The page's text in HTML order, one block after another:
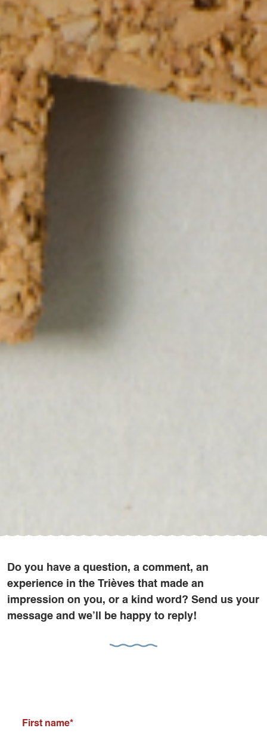
Do you have a question, a comment, an
experience in the Trièves that made an
impression on you, or a kind word? Send us your
message and we’ll be happy to reply!
First name*